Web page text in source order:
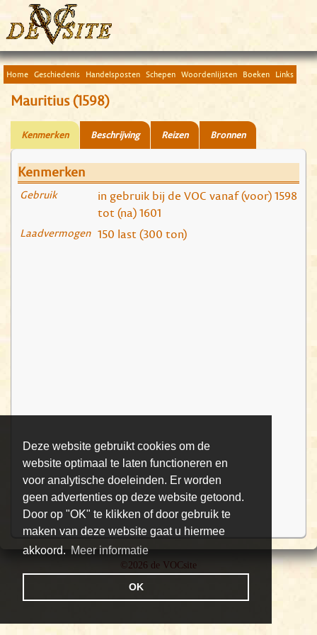
Deze website gebruikt cookies om de
website optimaal te laten functioneren en
voor analytische doeleinden. Er worden
geen advertenties op deze website getoond.
Door op "OK" te klikken of door gebruik te
maken van deze website gaat u hiermee
akkoord. Meer informatie
OK
Home Geschiedenis Handelsposten Schepen Woordenlijsten Boeken Links
Mauritius (1598)
Kenmerken Beschrijving Reizen Bronnen
Kenmerken
Gebruik
in gebruik bij de VOC vanaf (voor) 1598
tot (na) 1601
Laadvermogen 150 last (300 ton)
©2026 de VOCsite